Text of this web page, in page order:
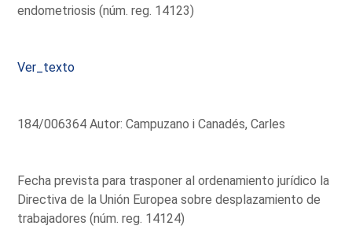
endometriosis (núm. reg. 14123)
Ver_texto
184/006364 Autor: Campuzano i Canadés, Carles
Fecha prevista para trasponer al ordenamiento jurídico la
Directiva de la Unión Europea sobre desplazamiento de
trabajadores (núm. reg. 14124)